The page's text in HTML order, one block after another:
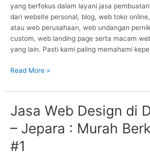
yang berfokus dalam layani jasa
dari website personal, blog, web toko
atau web perusahaan, web undangan
custom, web landing page serta macam
yang lain. Pasti kami paling memahami
Read More »
Jasa Web Design di
– Jepara : Murah
#1
Jasa
Web
Design
di
Donorojo